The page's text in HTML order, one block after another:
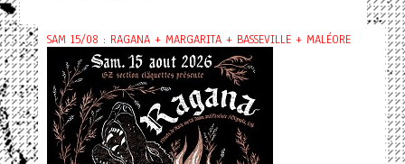
SAM 15/08 : RAGANA + MARGARITA + BASSEVILLE + MALÉORE